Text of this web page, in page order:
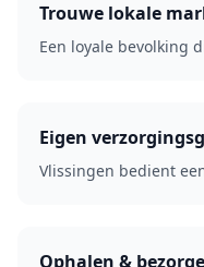
Trouwe lokale
Een loyale bevolking
Eigen
Vlissingen bedient
Ophalen &